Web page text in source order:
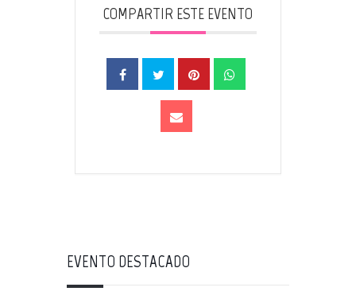
COMPARTIR ESTE EVENTO
EVENTO DESTACADO